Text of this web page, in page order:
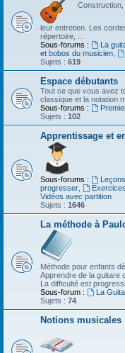
Construction,
leur entretien. Les
répertoire, ...
Sous-forums :
La
et bobos du musicien
Sujets : 619
Espace débutants
Tout ce que vous avez
classique et la notation
Sous-forums :
Sujets : 102
Apprentissage et
Sous-forums :
progresser
Vidéos avec partition
Sujets : 1646
La méthode à
Méthode pour enfants
Apprendre de la guitare
La difficulté est
Sous-forum :
La
Sujets : 74
Notions musicales